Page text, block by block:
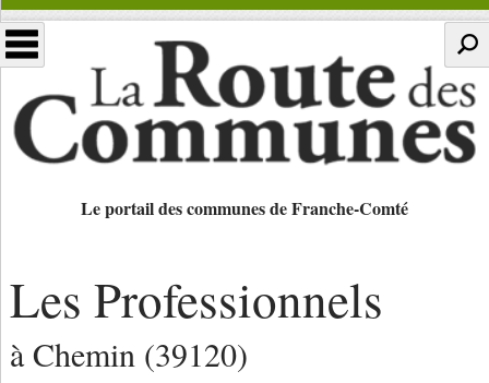
Le portail des communes de Franche-Comté
Les Professionnels
à Chemin (39120)